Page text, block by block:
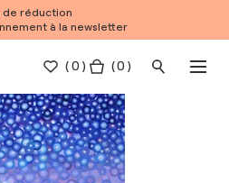
de réduction
à la newsletter
(0 ) ( 0 )